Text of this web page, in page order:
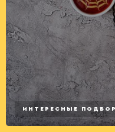
ИНТЕРЕСНЫЕ